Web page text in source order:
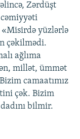
Zərdüşt
«Misirdə yüzlərlə
çəkilmədi.
ağlıma
millət, ümmət
camaatımız
çək. Bizim
bilmir.